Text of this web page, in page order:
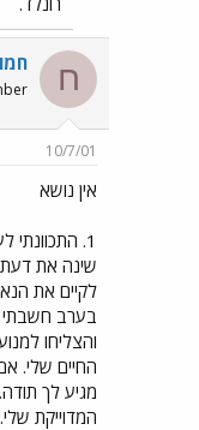
ח
10/7/01
אין נושא
1.
לקיים את
והצליחו
החיים שלי.
מגיע לך
המדוייקת